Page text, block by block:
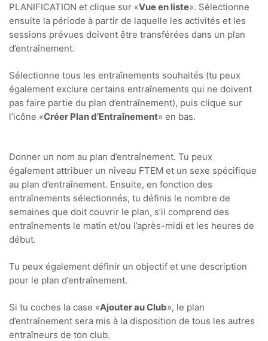
PLANIFICATION et clique sur «Vue en liste». Sélectionne
ensuite la période à partir de laquelle les activités et les
sessions prévues doivent être transférées dans un plan
d’entraînement.
Sélectionne tous les entraînements souhaités (tu peux
également exclure certains entraînements qui ne doivent
pas faire partie du plan d’entraînement), puis clique sur
l’icône «Créer Plan d’Entraînement» en bas.
Donner un nom au plan d’entraînement. Tu peux
également attribuer un niveau FTEM et un sexe spécifique
au plan d’entraînement. Ensuite, en fonction des
entraînements sélectionnés, tu définis le nombre de
semaines que doit couvrir le plan, s’il comprend des
entraînements le matin et/ou l’après-midi et les heures de
début.
Tu peux également définir un objectif et une description
pour le plan d’entraînement.
Si tu coches la case «Ajouter au Club», le plan
d’entraînement sera mis à la disposition de tous les autres
entraîneurs de ton club.